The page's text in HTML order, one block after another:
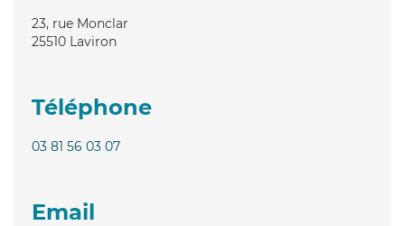
23, rue Monclar
25510 Laviron
Téléphone
03 81 56 03 07
Email